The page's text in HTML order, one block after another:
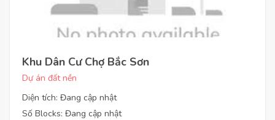
Khu Dân Cư Chợ Bắc Sơn
Dự án đất nền
Diện tích: Đang cập nhật
Số Blocks: Đang cập nhật